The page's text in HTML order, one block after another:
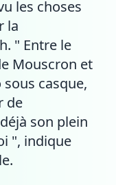
les choses
la
" Entre le
Mouscron et
casque,
de
son plein
", indique